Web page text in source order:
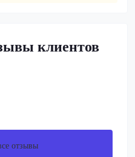
клиентов
отзывы